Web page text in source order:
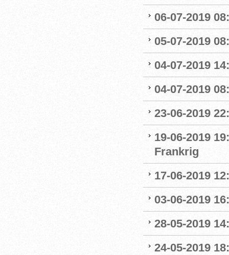
06-07-2019
05-07-2019
04-07-2019
04-07-2019
23-06-2019
19-06-2019
Frankrig
17-06-2019
03-06-2019
28-05-2019
24-05-2019